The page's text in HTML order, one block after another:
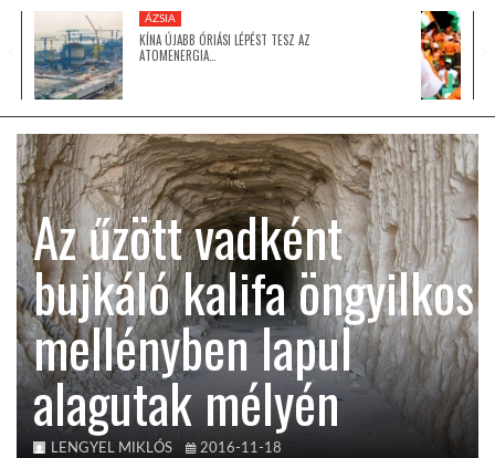
ÁZSIA
LATIN-AMERIKA
KÖZEL-KELET
AUSZTRÁLIA
A VILÁG ITTHON
ÁZSIA
KÍNA ÚJABB ÓRIÁSI LÉPÉST TESZ AZ
ATOMENERGIA…
Az űzött vadként
bujkáló kalifa öngyilkos
mellényben lapul
alagutak mélyén
LENGYEL MIKLÓS 2016-11-18